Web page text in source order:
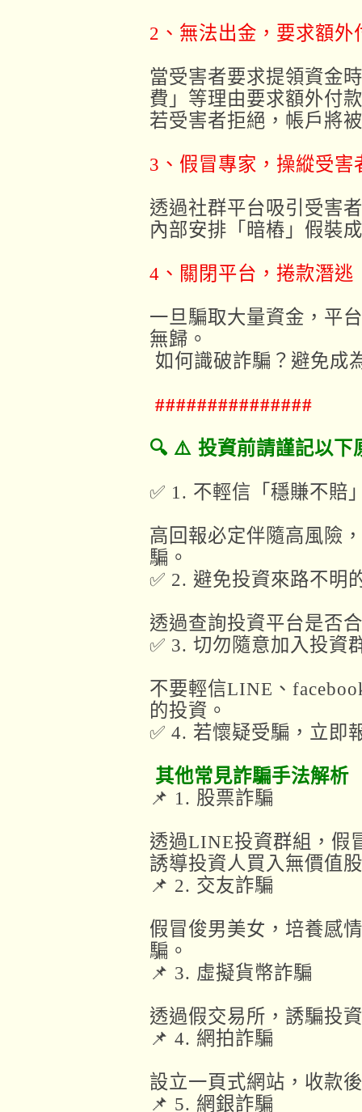
2、無法出金，要求額外
當受害者要求提領資金
費」等理由要求額外付
若受害者拒絕，帳戶將
3、假冒專家，操縱受害
透過社群平台吸引受害
內部安排「暗樁」假裝
4、關閉平台，捲款潛逃
一旦騙取大量資金，平
無歸。
如何識破詐騙？避免成
###############
🔍 ⚠️ 投資前請謹記以下
✅ 1. 不輕信「穩賺不賠
高回報必定伴隨高風險
騙。
✅ 2. 避免投資來路不明
透過查詢投資平台是否
✅ 3. 切勿隨意加入投資
不要輕信LINE、
的投資。
✅ 4. 若懷疑受騙，立即
其他常見詐騙手法解析
📌 1. 股票詐騙
透過LINE投資群組，假
誘導投資人買入無價值
📌 2. 交友詐騙
假冒俊男美女，培養感
騙。
📌 3. 虛擬貨幣詐騙
透過假交易所，誘騙投
📌 4. 網拍詐騙
設立一頁式網站，收款
📌 5. 網銀詐騙